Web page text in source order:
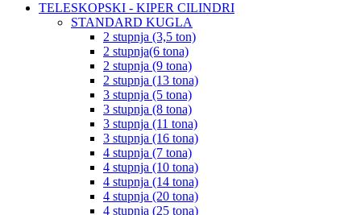
TELESKOPSKI - KIPER CILINDRI
STANDARD KUGLA
2 stupnja (3,5 ton)
2 stupnja(6 tona)
2 stupnja (9 tona)
2 stupnja (13 tona)
3 stupnja (5 tona)
3 stupnja (8 tona)
3 stupnja (11 tona)
3 stupnja (16 tona)
4 stupnja (7 tona)
4 stupnja (10 tona)
4 stupnja (14 tona)
4 stupnja (20 tona)
4 stupnja (25 tona)